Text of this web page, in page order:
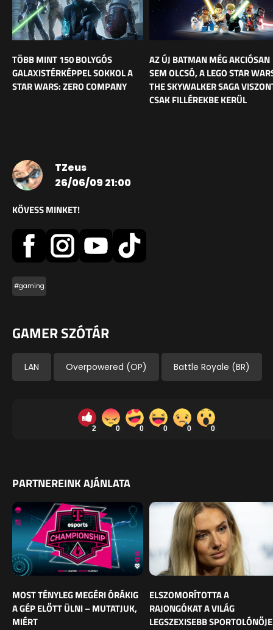
TÖBB MINT 150 BOLYGÓS
GALAXISTÉRKÉPPEL SOKKOL A
STAR WARS: ZERO COMPANY
AZ ÚJ BATMAN MÉG AKCIÓSAN
SEM OLCSÓ, A LEGO STAR
THE SKYWALKER SAGA
CSAK FILLÉREKBE KERÜL
TZeus
26/06/09 21:00
KÖVESS MINKET!
#gaming
GAMER SZÓTÁR
LAN Overpowered (OP) Battle Royale (BR)
2 0 0 0 0 0
PARTNEREINK AJÁNLATA
MOST TÉNYLEG MEGÉRI ÓRÁKIG
A GÉP ELŐTT ÜLNI – MUTATJUK,
MIÉRT
ELSZOMORÍTOTTA A
RAJONGÓKAT A VILÁG
LEGSZEXISEBB SPORTOLÓNŐJE